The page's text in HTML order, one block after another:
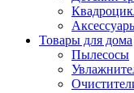
Товары для дома
Пылесосы